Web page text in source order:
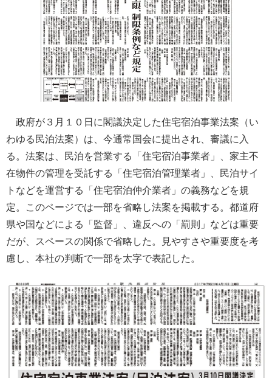
政府が３月１０日に閣議決定した住宅宿泊事業法案（い
わゆる民泊法案）は、今通常国会に提出され、審議に入
る。法案は、民泊を営業する「住宅宿泊事業者」、家主不
在物件の管理を受託する「住宅宿泊管理業者」、民泊サイ
トなどを運営する「住宅宿泊仲介業者」の義務などを規
定。このページでは一部を省略し法案を掲載する。都道府
県や国などによる「監督」、違反への「罰則」などは重要
だが、スペースの関係で省略した。見やすさや重要度を考
慮し、本社の判断で一部を太字で表記した。